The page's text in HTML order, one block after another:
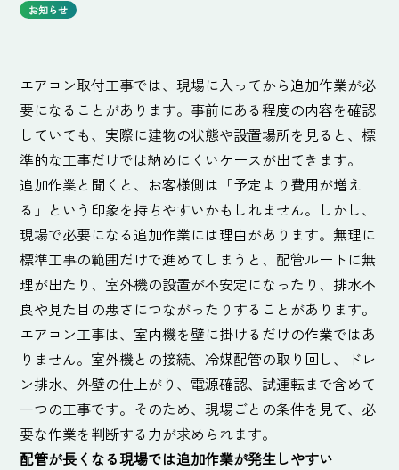
お知らせ
エアコン取付工事では、現場に入ってから追加作業が必
要になることがあります。事前にある程度の内容を確認
していても、実際に建物の状態や設置場所を見ると、標
準的な工事だけでは納めにくいケースが出てきます。
追加作業と聞くと、お客様側は「予定より費用が増え
る」という印象を持ちやすいかもしれません。しかし、
現場で必要になる追加作業には理由があります。無理に
標準工事の範囲だけで進めてしまうと、配管ルートに無
理が出たり、室外機の設置が不安定になったり、排水不
良や見た目の悪さにつながったりすることがあります。
エアコン工事は、室内機を壁に掛けるだけの作業ではあ
りません。室外機との接続、冷媒配管の取り回し、ドレ
ン排水、外壁の仕上がり、電源確認、試運転まで含めて
一つの工事です。そのため、現場ごとの条件を見て、必
要な作業を判断する力が求められます。
配管が長くなる現場では追加作業が発生しやすい